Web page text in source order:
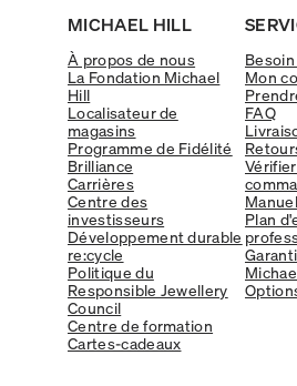
MICHAEL HILL
À propos de nous
La Fondation Michael
Hill
Localisateur de
magasins
Programme de Fidélité
Brilliance
Carrières
Centre des
investisseurs
Développement durable
re:cycle
Politique du
Responsible Jewellery
Council
Centre de formation
Cartes-cadeaux
Mon
FAQ
Plan